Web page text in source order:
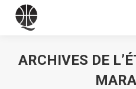
ARCHIVES DE